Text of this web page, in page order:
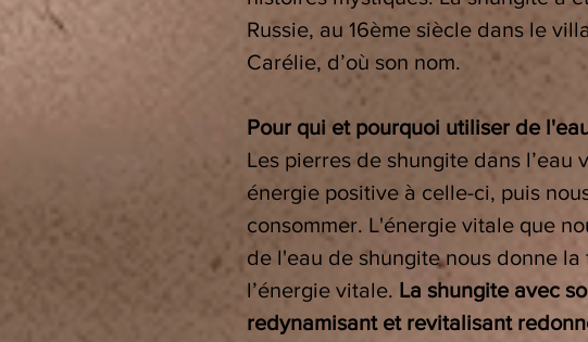
Russie, au 16ème siècle dans le
Carélie, d’où son nom.
Pour qui et pourquoi utiliser de
Les pierres de shungite dans l’eau
énergie positive à celle-ci, puis
consommer. L'énergie vitale que
de l'eau de shungite nous donne
l’énergie vitale. La shungite avec
redynamisant et revitalisant